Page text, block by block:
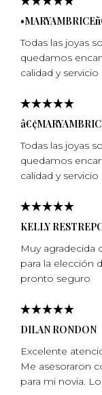
Todas las joyas
quedamos
calidad y servicio
Todas las joyas
quedamos
calidad y servicio
KELLY
Muy agradecida
para la elección
pronto seguro
DILAN RONDON
Excelente
Me asesoraron
para mi­ novia.